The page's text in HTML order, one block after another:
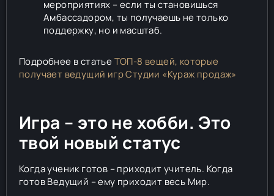
мероприятиях – если ты становишься
Амбассадором, ты получаешь не только
поддержку, но и масштаб.
Подробнее в статьеТОП-8 вещей, которые
получает ведущий игр Студии «Кураж продаж»
Игра – это не хобби. Это
твой новый статус
Когда ученик готов – приходит учитель. Когда
готов Ведущий – ему приходит весь Мир.